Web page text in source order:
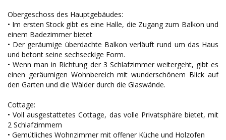
Obergeschoss des Hauptgebäudes:
• Im ersten Stock gibt es eine Halle, die Zugang zum Balkon und
einem Badezimmer bietet
• Der geräumige überdachte Balkon verläuft rund um das Haus
und betont seine sechseckige Form.
• Wenn man in Richtung der 3 Schlafzimmer weitergeht, gibt es
einen geräumigen Wohnbereich mit wunderschönem Blick auf
den Garten und die Wälder durch die Glaswände.
Cottage:
• Voll ausgestattetes Cottage, das volle Privatsphäre bietet, mit
2 Schlafzimmern
• Gemütliches Wohnzimmer mit offener Küche und Holzofen